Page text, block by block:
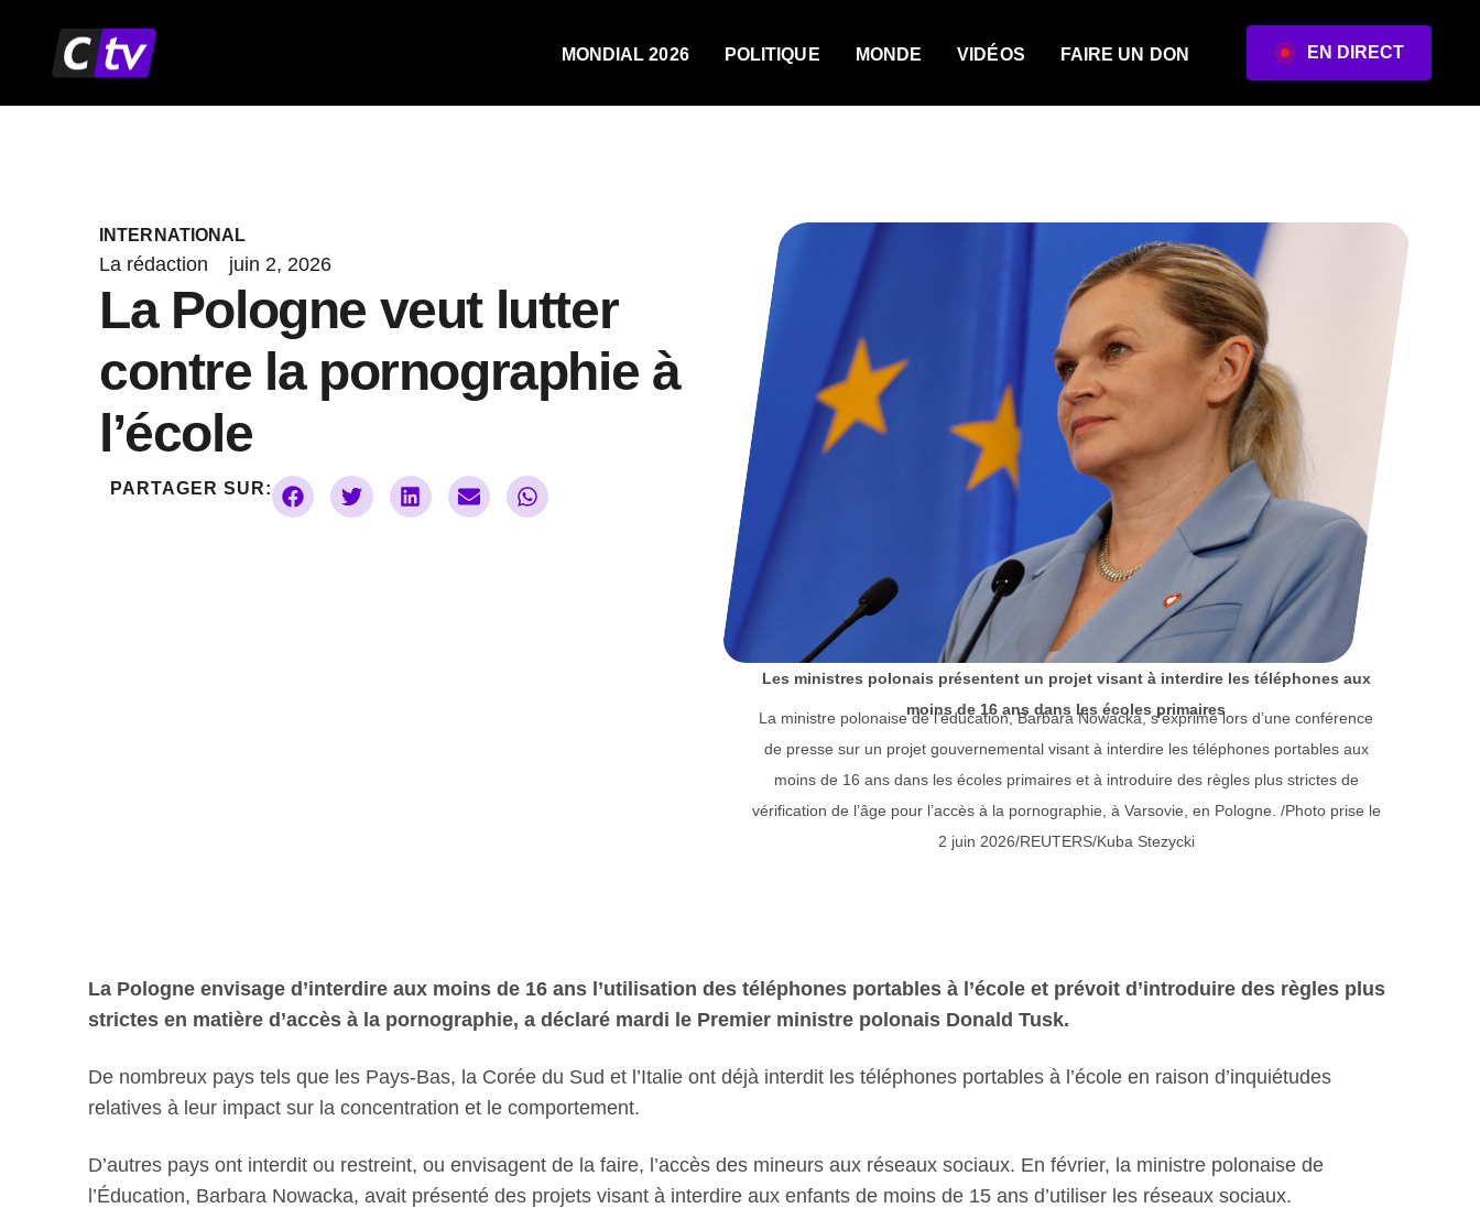
contenu
MONDIAL 2026 POLITIQUE MONDE VIDÉOS FAIRE UN DON EN DIRECT
INTERNATIONAL
La rédaction juin 2, 2026
La Pologne veut lutter
contre la pornographie à
l’école
PARTAGER SUR:
Les ministres polonais présentent un projet visant à interdire les téléphones aux
moins de 16 ans dans les écoles primaires
La ministre polonaise de l’éducation, Barbara Nowacka, s’exprime lors d’une conférence
de presse sur un projet gouvernemental visant à interdire les téléphones portables aux
moins de 16 ans dans les écoles primaires et à introduire des règles plus strictes de
vérification de l’âge pour l’accès à la pornographie, à Varsovie, en Pologne. /Photo prise le
2 juin 2026/REUTERS/Kuba Stezycki
La Pologne envisage d’interdire aux moins de 16 ans l’utilisation des téléphones portables à l’école et prévoit d’introduire des règles plus
strictes en matière d’accès à la pornographie, a déclaré mardi le Premier ministre polonais Donald Tusk.
De nombreux pays tels que les Pays-Bas, la Corée du Sud et l’Italie ont déjà interdit les téléphones portables à l’école en raison d’inquiétudes
relatives à leur impact sur la concentration et le comportement.
D’autres pays ont interdit ou restreint, ou envisagent de la faire, l’accès des mineurs aux réseaux sociaux. En février, la ministre polonaise de
l’Éducation, Barbara Nowacka, avait présenté des projets visant à interdire aux enfants de moins de 15 ans d’utiliser les réseaux sociaux.